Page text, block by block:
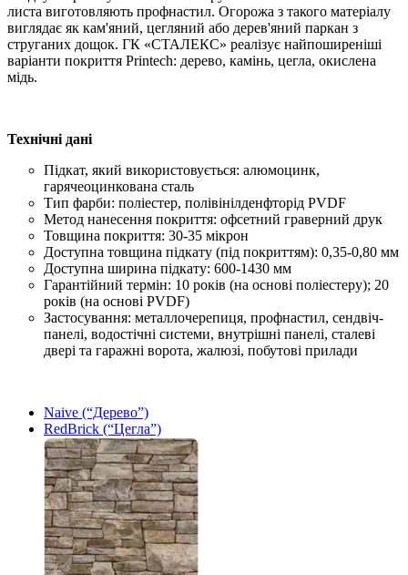
листа виготовляють профнастил. Огорожа з такого матеріалу
виглядає як кам'яний, цегляний або дерев'яний паркан з
струганих дощок. ГК «СТАЛЕКС» реалізує найпоширеніші
варіанти покриття Printech: дерево, камінь, цегла, окислена
мідь.
Технічні дані
Підкат, який використовується: алюмоцинк,
гарячеоцинкована сталь
Тип фарби: поліестер, полівінілденфторід PVDF
Метод нанесення покриття: офсетний граверний друк
Товщина покриття: 30-35 мікрон
Доступна товщина підкату (під покриттям): 0,35-0,80 мм
Доступна ширина підкату: 600-1430 мм
Гарантійний термін: 10 років (на основі поліестеру); 20
років (на основі PVDF)
Застосування: металлочерепиця, профнастил, сендвіч-
панелі, водостічні системи, внутрішні панелі, сталеві
двері та гаражні ворота, жалюзі, побутові прилади
Naive (“Дерево”)
RedBrick (“Цегла”)